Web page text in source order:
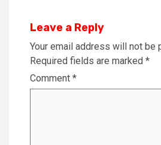
Leave a Reply
Your email address will not be
Required fields are marked *
Comment *